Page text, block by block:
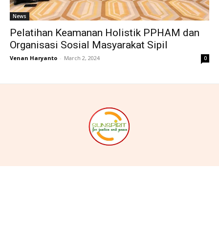
News
Pelatihan Keamanan Holistik PPHAM dan
Organisasi Sosial Masyarakat Sipil
Venan Haryanto - March 2, 2024 0